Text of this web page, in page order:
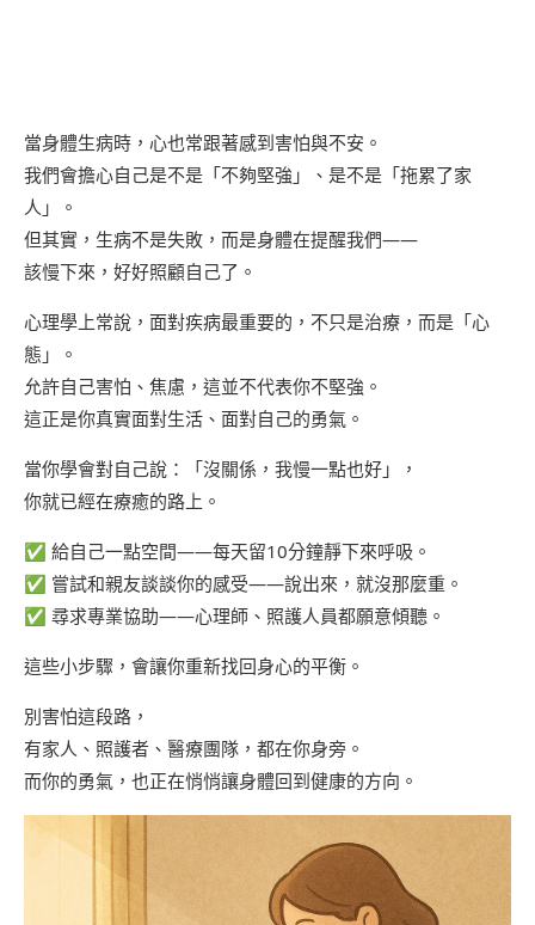
當身體生病時，心也常跟著感到害怕與不安。
我們會擔心自己是不是「不夠堅強」、是不是「拖累了家
人」。
但其實，生病不是失敗，而是身體在提醒我們——
該慢下來，好好照顧自己了。
心理學上常說，面對疾病最重要的，不只是治療，而是「心
態」。
允許自己害怕、焦慮，這並不代表你不堅強。
這正是你真實面對生活、面對自己的勇氣。
當你學會對自己說：「沒關係，我慢一點也好」，
你就已經在療癒的路上。
✅ 給自己一點空間——每天留10分鐘靜下來呼吸。
✅ 嘗試和親友談談你的感受——說出來，就沒那麼重。
✅ 尋求專業協助——心理師、照護人員都願意傾聽。
這些小步驟，會讓你重新找回身心的平衡。
別害怕這段路，
有家人、照護者、醫療團隊，都在你身旁。
而你的勇氣，也正在悄悄讓身體回到健康的方向。